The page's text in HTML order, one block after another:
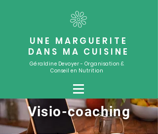
UNE MARGUERITE
DANS MA CUISINE
Géraldine Devoyer - Organisation &
Conseil en Nutrition
Visio-coaching